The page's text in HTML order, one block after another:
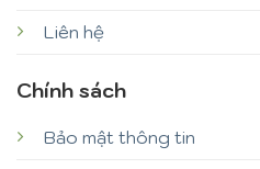
Liên hệ
Chính sách
Bảo mật thông tin